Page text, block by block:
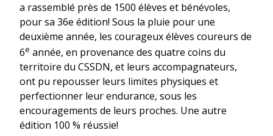
a rassemblé près de 1500 élèves et bénévoles,
pour sa 36e édition! Sous la pluie pour une
deuxième année, les courageux élèves coureurs de
6e année, en provenance des quatre coins du
territoire du CSSDN, et leurs accompagnateurs,
ont pu repousser leurs limites physiques et
perfectionner leur endurance, sous les
encouragements de leurs proches. Une autre
édition 100 % réussie!